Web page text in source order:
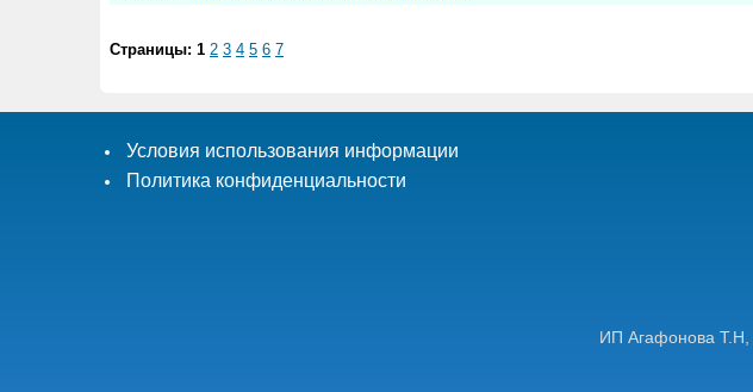
Страницы: 1 2 3 4 5 6 7
Условия использования информации
Политика конфиденциальности
ИП Агафонова Т.Н,